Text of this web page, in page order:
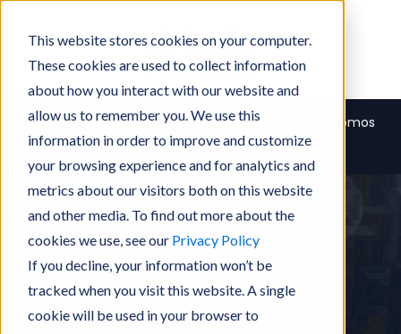
This website stores cookies on your computer.
These cookies are used to collect information
about how you interact with our website and
allow us to remember you. We use this
information in order to improve and customize
your browsing experience and for analytics and
metrics about our visitors both on this website
and other media. To find out more about the
cookies we use, see our Privacy Policy
If you decline, your information won’t be
tracked when you visit this website. A single
cookie will be used in your browser to
En Drivin estamos felices de anunciar que ahora somos
parte de Descartes Systems Group.
Leer más
Peak Season sin